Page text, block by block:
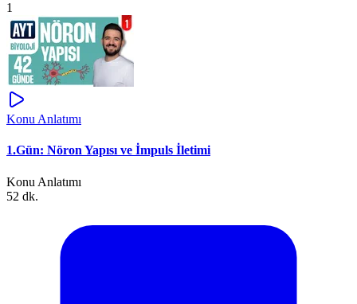
1
Konu Anlatımı
1.Gün: Nöron Yapısı ve İmpuls İletimi
Konu Anlatımı
52 dk.